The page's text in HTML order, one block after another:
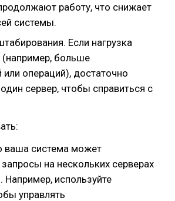
работу, что снижает
системы.
Если нагрузка
(например, больше
или операций), достаточно
сервер, чтобы справиться с
ваша система может
на нескольких серверах
Например, используйте
управлять